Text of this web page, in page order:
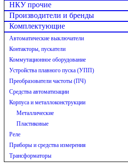
НКУ прочие
Производители и бренды
Комплектующие
Автоматические выключатели
Контакторы, пускатели
Коммутационное оборудование
Устройства плавного пуска (УПП)
Преобразователи частоты (ПЧ)
Средства автоматизации
Корпуса и металлоконструкции
Металлические
Пластиковые
Реле
Приборы и средства измерения
Трансформаторы